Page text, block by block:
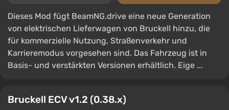
Dieses Mod fügt BeamNG.drive eine neue Generation
von elektrischen Lieferwagen von Bruckell hinzu, die
für kommerzielle Nutzung, Straßenverkehr und
Karrieremodus vorgesehen sind. Das Fahrzeug ist in
Basis- und verstärkten Versionen erhältlich. Eige ...
Bruckell ECV v1.2 (0.38.x)